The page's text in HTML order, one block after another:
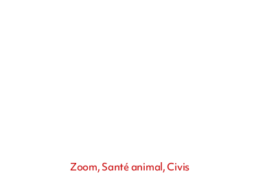
Zoom, Santé animal, Civis